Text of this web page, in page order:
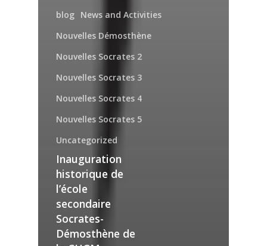
blog News and Activities
Nouvelles Démosthène
Nouvelles Socrates 2
Nouvelles Socrates 3
Nouvelles Socrates 4
Nouvelles Socrates 5
Uncategorized
Inauguration
historique de
l’école
secondaire
Socrates-
Démosthène de